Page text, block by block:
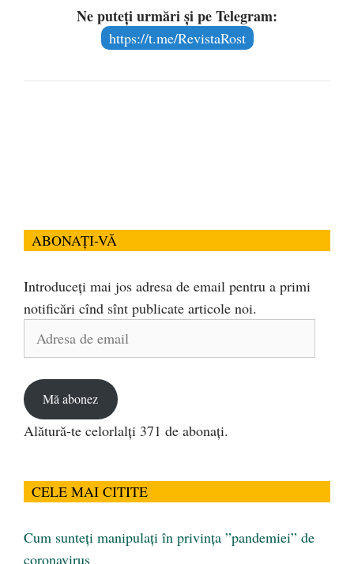
Ne puteți urmări și pe Telegram:
https://t.me/RevistaRost
ABONAȚI-VĂ
Introduceți mai jos adresa de email pentru a primi
notificări cînd sînt publicate articole noi.
Mă abonez
Alătură-te celorlalți 371 de abonați.
CELE MAI CITITE
Cum sunteți manipulați în privința ”pandemiei” de
coronavirus